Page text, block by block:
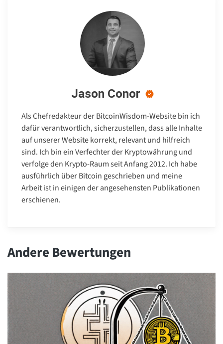
Jason Conor
Als Chefredakteur der BitcoinWisdom-Website bin ich
dafür verantwortlich, sicherzustellen, dass alle Inhalte
auf unserer Website korrekt, relevant und hilfreich
sind. Ich bin ein Verfechter der Kryptowährung und
verfolge den Krypto-Raum seit Anfang 2012. Ich habe
ausführlich über Bitcoin geschrieben und meine
Arbeit ist in einigen der angesehensten Publikationen
erschienen.
Andere Bewertungen